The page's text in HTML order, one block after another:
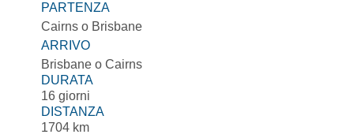
PARTENZA
Cairns o Brisbane
ARRIVO
Brisbane o Cairns
DURATA
16 giorni
DISTANZA
1704 km